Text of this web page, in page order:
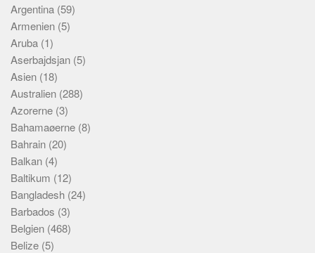
Hjælp
Argentina (59)
Armenien (5)
Aruba (1)
Aserbajdsjan (5)
Asien (18)
Australien (288)
Azorerne (3)
Bahamaøerne (8)
Bahrain (20)
Balkan (4)
Baltikum (12)
Bangladesh (24)
Barbados (3)
Belgien (468)
Belize (5)